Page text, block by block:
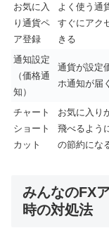
お気に入
り通貨ペ
ア登録
よく使う通
すぐにアク
きる
通知設定
（価格通
知）
通貨が設定
ホ通知が届く
チャート
ショート
カット
お気に入り
飛べるよう
の節約にな
みんなのFX
時の対処法